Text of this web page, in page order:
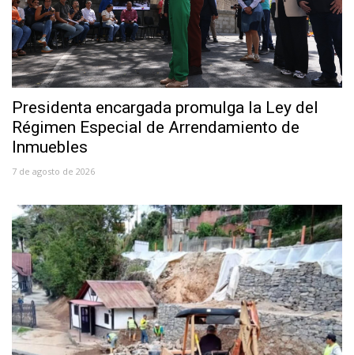
Presidenta encargada promulga la Ley del
Régimen Especial de Arrendamiento de
Inmuebles
7 de agosto de 2026